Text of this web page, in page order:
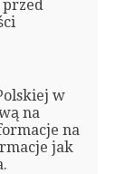
przed
w
na
na
jak